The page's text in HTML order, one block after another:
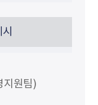
지원팀)